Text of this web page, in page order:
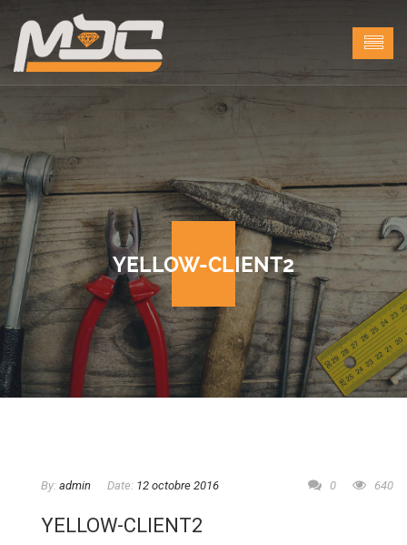
YELLOW-CLIENT2
By: admin Date: 12 octobre 2016 0 640
YELLOW-CLIENT2